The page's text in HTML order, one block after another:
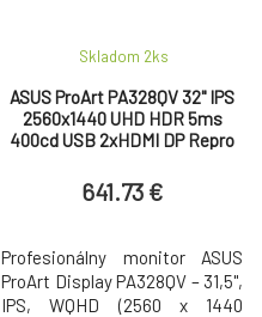
ASUS ProArt PA328QV 32" IPS
2560x1440 UHD HDR 5ms
400cd USB 2xHDMI DP Repro
Skladom 2ks
641.73 €
Profesionálny monitor ASUS
ProArt Display PA328QV – 31,5",
IPS, WQHD (2560 x 1440